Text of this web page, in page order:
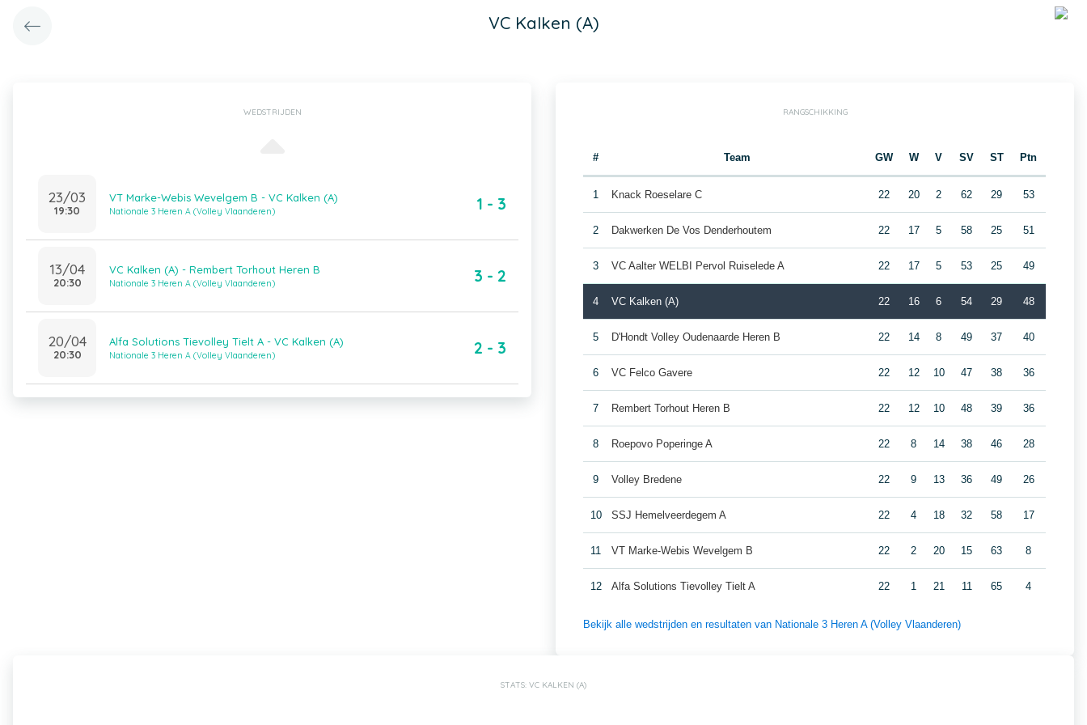
VC Kalken (A)
WEDSTRIJDEN
23/03
19:30
VT Marke-Webis Wevelgem B - VC Kalken (A)
Nationale 3 Heren A (Volley Vlaanderen) 1 - 3
13/04
20:30
VC Kalken (A) - Rembert Torhout Heren B
Nationale 3 Heren A (Volley Vlaanderen) 3 - 2
20/04
20:30
Alfa Solutions Tievolley Tielt A - VC Kalken (A)
Nationale 3 Heren A (Volley Vlaanderen) 2 - 3
RANGSCHIKKING
# Team GW W V SV ST Ptn
1 Knack Roeselare C 22 20 2 62 29 53
2 Dakwerken De Vos Denderhoutem 22 17 5 58 25 51
3 VC Aalter WELBI Pervol Ruiselede A 22 17 5 53 25 49
4 VC Kalken (A) 22 16 6 54 29 48
5 D'Hondt Volley Oudenaarde Heren B 22 14 8 49 37 40
6 VC Felco Gavere 22 12 10 47 38 36
7 Rembert Torhout Heren B 22 12 10 48 39 36
8 Roepovo Poperinge A 22 8 14 38 46 28
9 Volley Bredene 22 9 13 36 49 26
10 SSJ Hemelveerdegem A 22 4 18 32 58 17
11 VT Marke-Webis Wevelgem B 22 2 20 15 63 8
12 Alfa Solutions Tievolley Tielt A 22 1 21 11 65 4
Bekijk alle wedstrijden en resultaten van Nationale 3 Heren A (Volley Vlaanderen)
STATS: VC KALKEN (A)